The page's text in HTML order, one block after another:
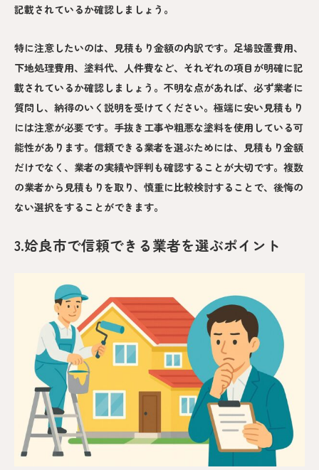
記載されているか確認しましょう。
特に注意したいのは、見積もり金額の内訳です。足場設置費用、
下地処理費用、塗料代、人件費など、それぞれの項目が明確に記
載されているか確認しましょう。不明な点があれば、必ず業者に
質問し、納得のいく説明を受けてください。極端に安い見積もり
には注意が必要です。手抜き工事や粗悪な塗料を使用している可
能性があります。信頼できる業者を選ぶためには、見積もり金額
だけでなく、業者の実績や評判も確認することが大切です。複数
の業者から見積もりを取り、慎重に比較検討することで、後悔の
ない選択をすることができます。
3.姶良市で信頼できる業者を選ぶポイント